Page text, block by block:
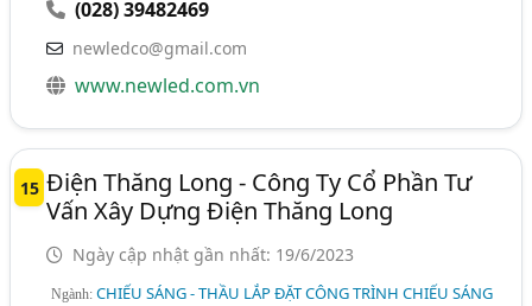
(028) 39482469
newledco@gmail.com
www.newled.com.vn
15 Điện Thăng Long - Công Ty Cổ Phần Tư
Vấn Xây Dựng Điện Thăng Long
Ngày cập nhật gần nhất: 19/6/2023
Ngành:CHIẾU SÁNG - THẦU LẮP ĐẶT CÔNG TRÌNH CHIẾU SÁNG